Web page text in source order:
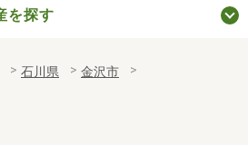
を探す
石川県
金沢市